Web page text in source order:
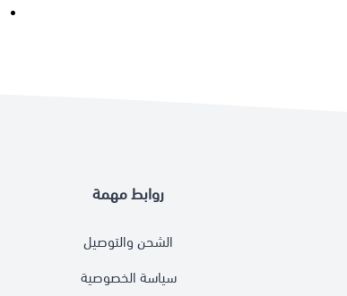
روابط مهمة
الشحن والتوصيل
سياسة الخصوصية